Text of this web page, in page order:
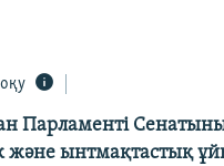
Парламенті
және ынтмақтастық